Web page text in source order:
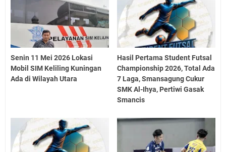
Senin 11 Mei 2026 Lokasi
Mobil SIM Keliling Kuningan
Ada di Wilayah Utara
Hasil Pertama Student Futsal
Championship 2026, Total Ada
7 Laga, Smansagung Cukur
SMK Al-Ihya, Pertiwi Gasak
Smancis